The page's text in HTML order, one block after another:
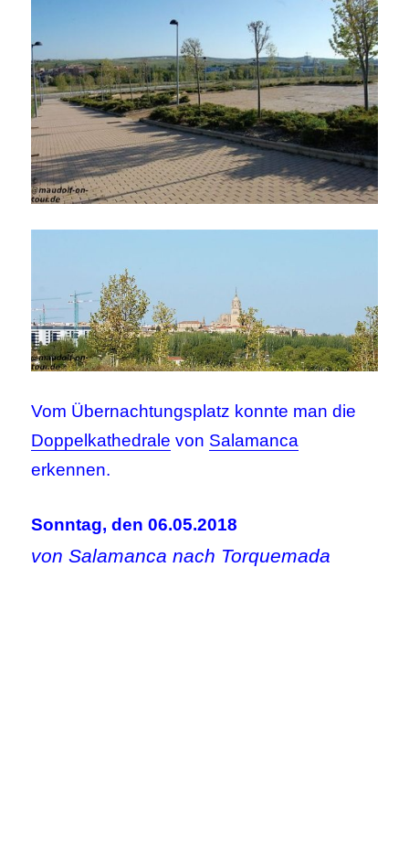
Vom Übernachtungsplatz konnte man die
Doppelkathedrale von Salamanca
erkennen.
Sonntag, den 06.05.2018
von Salamanca nach Torquemada